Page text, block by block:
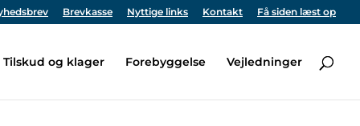
Brevkasse Nyttige links Kontakt Få siden læst op
Tilskud og klager Forebyggelse Vejledninger